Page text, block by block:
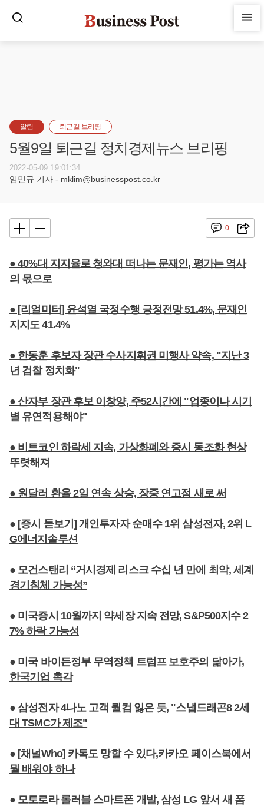
알림 퇴근길 브리핑
5월9일 퇴근길 정치경제뉴스 브리핑
2022-05-09 19:01:34
임민규 기자 - mklim@businesspost.co.kr
0
● 40%대 지지율로 청와대 떠나는 문재인, 평가는 역사
의 몫으로
● [리얼미터] 윤석열 국정수행 긍정전망 51.4%, 문재인
지지도 41.4%
● 한동훈 후보자 장관 수사지휘권 미행사 약속, "지난 3
년 검찰 정치화"
● 산자부 장관 후보 이창양, 주52시간에 "업종이나 시기
별 유연적용해야"
● 비트코인 하락세 지속, 가상화폐와 증시 동조화 현상
뚜렷해져
● 원달러 환율 2일 연속 상승, 장중 연고점 새로 써
● [증시 돋보기] 개인투자자 순매수 1위 삼성전자, 2위 L
G에너지솔루션
● 모건스탠리 “거시경제 리스크 수십 년 만에 최악, 세계
경기침체 가능성”
● 미국증시 10월까지 약세장 지속 전망, S&P500지수 2
7% 하락 가능성
● 미국 바이든정부 무역정책 트럼프 보호주의 닮아가,
한국기업 촉각
● 삼성전자 4나노 고객 퀄컴 잃은 듯, "스냅드래곤8 2세
대 TSMC가 제조"
● [채널Who] 카톡도 망할 수 있다,카카오 페이스북에서
뭘 배워야 하나
● 모토로라 롤러블 스마트폰 개발, 삼성 LG 앞서 새 폼